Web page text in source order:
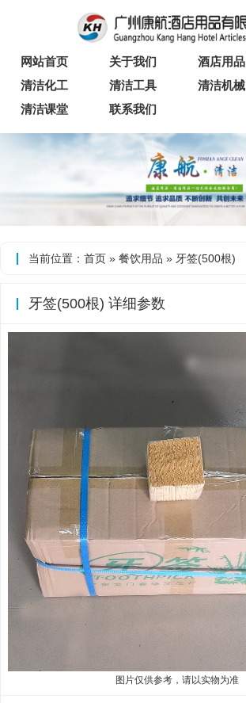
网站首页 关于我们 酒店用品
清洁化工
清洁工具 清洁机械
清洁课堂
联系我们
当前位置： 首页 » 餐饮用品 » 牙签(500根)
牙签(500根) 详细参数
图片仅供参考，请以实物为准